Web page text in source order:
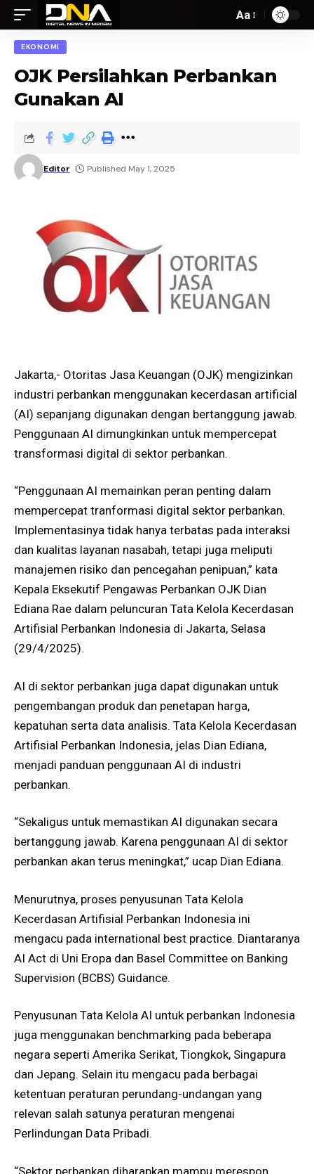
Aa
EKONOMI
OJK Persilahkan Perbankan
Gunakan AI
Editor Published May 1, 2025
Jakarta,- Otoritas Jasa Keuangan (OJK) mengizinkan
industri perbankan menggunakan kecerdasan artificial
(AI) sepanjang digunakan dengan bertanggung jawab.
Penggunaan AI dimungkinkan untuk mempercepat
transformasi digital di sektor perbankan.
“Penggunaan AI memainkan peran penting dalam
mempercepat tranformasi digital sektor perbankan.
Implementasinya tidak hanya terbatas pada interaksi
dan kualitas layanan nasabah, tetapi juga meliputi
manajemen risiko dan pencegahan penipuan,” kata
Kepala Eksekutif Pengawas Perbankan OJK Dian
Ediana Rae dalam peluncuran Tata Kelola Kecerdasan
Artifisial Perbankan Indonesia di Jakarta, Selasa
(29/4/2025).
AI di sektor perbankan juga dapat digunakan untuk
pengembangan produk dan penetapan harga,
kepatuhan serta data analisis. Tata Kelola Kecerdasan
Artifisial Perbankan Indonesia, jelas Dian Ediana,
menjadi panduan penggunaan AI di industri
perbankan.
“Sekaligus untuk memastikan AI digunakan secara
bertanggung jawab. Karena penggunaan AI di sektor
perbankan akan terus meningkat,” ucap Dian Ediana.
Menurutnya, proses penyusunan Tata Kelola
Kecerdasan Artifisial Perbankan Indonesia ini
mengacu pada international best practice. Diantaranya
AI Act di Uni Eropa dan Basel Committee on Banking
Supervision (BCBS) Guidance.
Penyusunan Tata Kelola AI untuk perbankan Indonesia
juga menggunakan benchmarking pada beberapa
negara seperti Amerika Serikat, Tiongkok, Singapura
dan Jepang. Selain itu mengacu pada berbagai
ketentuan peraturan perundang-undangan yang
relevan salah satunya peraturan mengenai
Perlindungan Data Pribadi.
“Sektor perbankan diharapkan mampu merespon